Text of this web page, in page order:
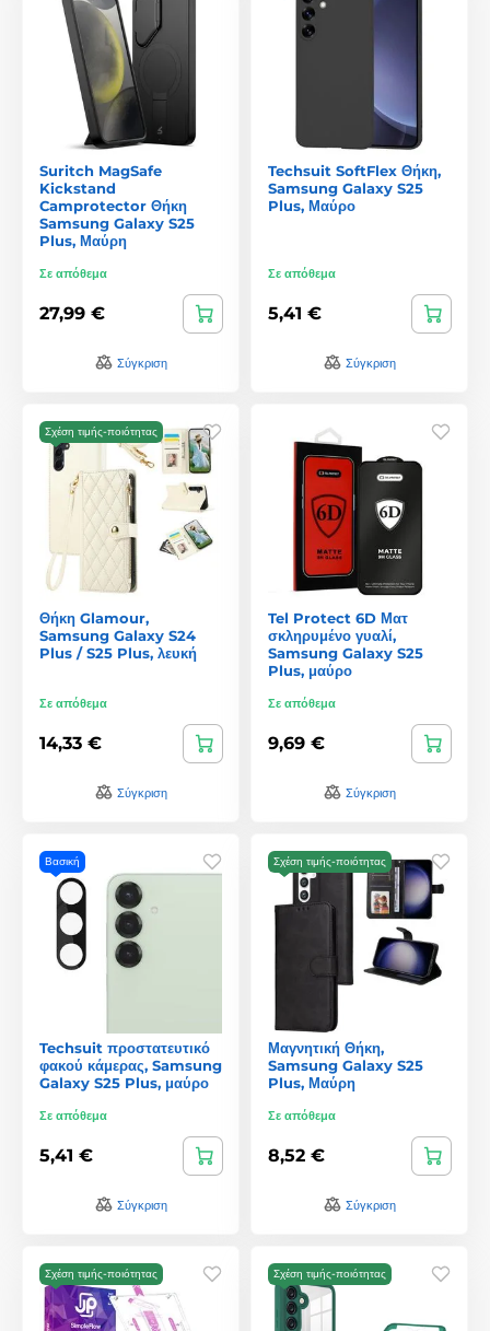
Suritch MagSafe
Kickstand
Camprotector Θήκη
Samsung Galaxy S25
Plus, Μαύρη
Σε απόθεμα
27,99 €
Σύγκριση
Techsuit SoftFlex Θήκη,
Samsung Galaxy S25
Plus, Μαύρο
Σε απόθεμα
5,41 €
Σύγκριση
Σχέση τιμής-ποιότητας
Θήκη Glamour,
Samsung Galaxy S24
Plus / S25 Plus, λευκή
Σε απόθεμα
14,33 €
Σύγκριση
Tel Protect 6D Ματ
σκληρυμένο γυαλί,
Samsung Galaxy S25
Plus, μαύρο
Σε απόθεμα
9,69 €
Σύγκριση
Βασική
Techsuit προστατευτικό
φακού κάμερας, Samsung
Galaxy S25 Plus, μαύρο
Σε απόθεμα
5,41 €
Σύγκριση
Σχέση τιμής-ποιότητας
Μαγνητική Θήκη,
Samsung Galaxy S25
Plus, Μαύρη
Σε απόθεμα
8,52 €
Σύγκριση
Σχέση τιμής-ποιότητας Σχέση τιμής-ποιότητας